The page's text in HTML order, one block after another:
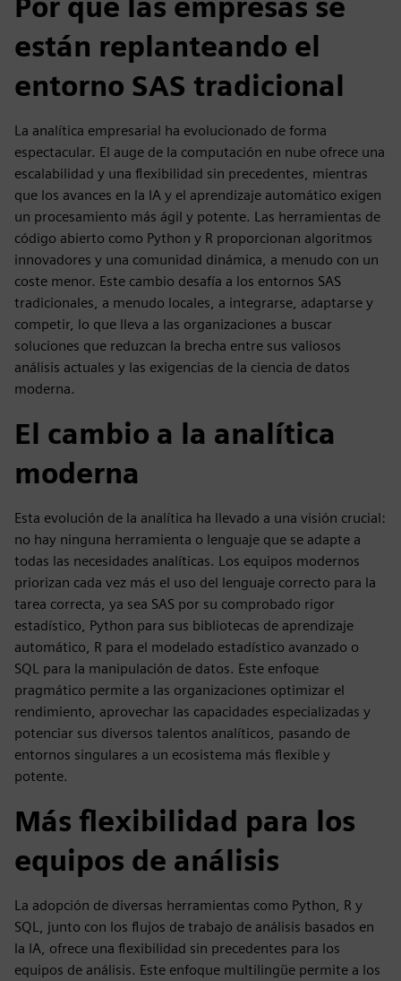
están replanteando el
entorno SAS tradicional
La analítica empresarial ha evolucionado de forma
espectacular. El auge de la computación en nube ofrece una
escalabilidad y una flexibilidad sin precedentes, mientras
que los avances en la IA y el aprendizaje automático exigen
un procesamiento más ágil y potente. Las herramientas de
código abierto como Python y R proporcionan algoritmos
innovadores y una comunidad dinámica, a menudo con un
coste menor. Este cambio desafía a los entornos SAS
tradicionales, a menudo locales, a integrarse, adaptarse y
competir, lo que lleva a las organizaciones a buscar
soluciones que reduzcan la brecha entre sus valiosos
análisis actuales y las exigencias de la ciencia de datos
moderna.
El cambio a la analítica
moderna
Esta evolución de la analítica ha llevado a una visión crucial:
no hay ninguna herramienta o lenguaje que se adapte a
todas las necesidades analíticas. Los equipos modernos
priorizan cada vez más el uso del lenguaje correcto para la
tarea correcta, ya sea SAS por su comprobado rigor
estadístico, Python para sus bibliotecas de aprendizaje
automático, R para el modelado estadístico avanzado o
SQL para la manipulación de datos. Este enfoque
pragmático permite a las organizaciones optimizar el
rendimiento, aprovechar las capacidades especializadas y
potenciar sus diversos talentos analíticos, pasando de
entornos singulares a un ecosistema más flexible y
potente.
Más flexibilidad para los
equipos de análisis
La adopción de diversas herramientas como Python, R y
SQL, junto con los flujos de trabajo de análisis basados en
la IA, ofrece una flexibilidad sin precedentes para los
equipos de análisis. Este enfoque multilingüe permite a los